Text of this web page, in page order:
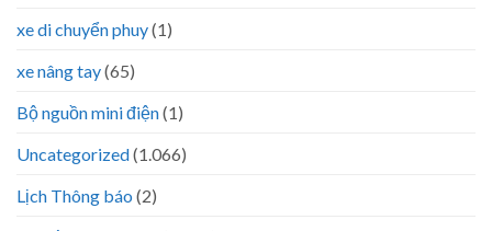
xe di chuyển phuy(1)
xe nâng tay(65)
Bộ nguồn mini điện(1)
Uncategorized(1.066)
Lịch Thông báo (2)